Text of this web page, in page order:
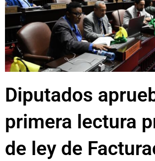
Diputados
primera lectura
de ley de